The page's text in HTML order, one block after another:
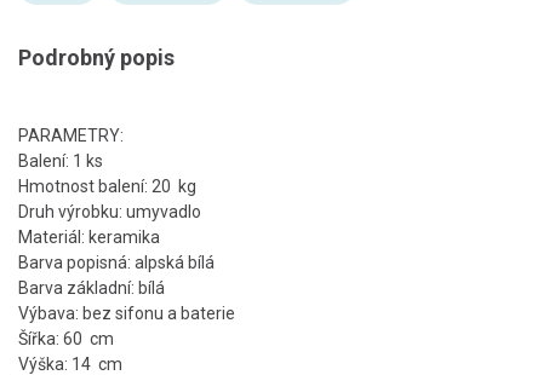
Podrobný popis
PARAMETRY:
Balení: 1 ks
Hmotnost balení: 20 kg
Druh výrobku: umyvadlo
Materiál: keramika
Barva popisná: alpská bílá
Barva základní: bílá
Výbava: bez sifonu a baterie
Šířka: 60 cm
Výška: 14 cm